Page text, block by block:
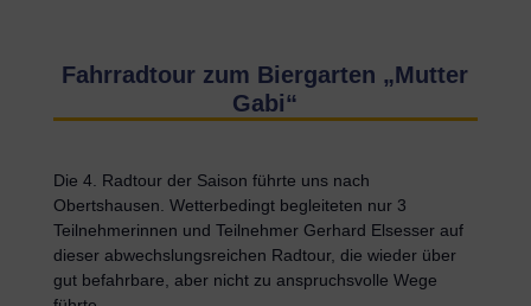
Fahrradtour zum Biergarten „Mutter
Gabi“
Die 4. Radtour der Saison führte uns nach
Obertshausen. Wetterbedingt begleiteten nur 3
Teilnehmerinnen und Teilnehmer Gerhard Elsesser auf
dieser abwechslungsreichen Radtour, die wieder über
gut befahrbare, aber nicht zu anspruchsvolle Wege